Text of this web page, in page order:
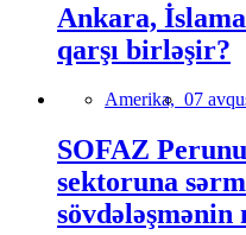
Ankara,
qarşı birləşir?
Amerika, 07
SOFAZ
sektoruna
sövdələşmənin